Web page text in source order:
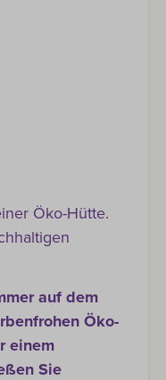
Öko-Hütte.
auf dem
Öko-
einem
Sie